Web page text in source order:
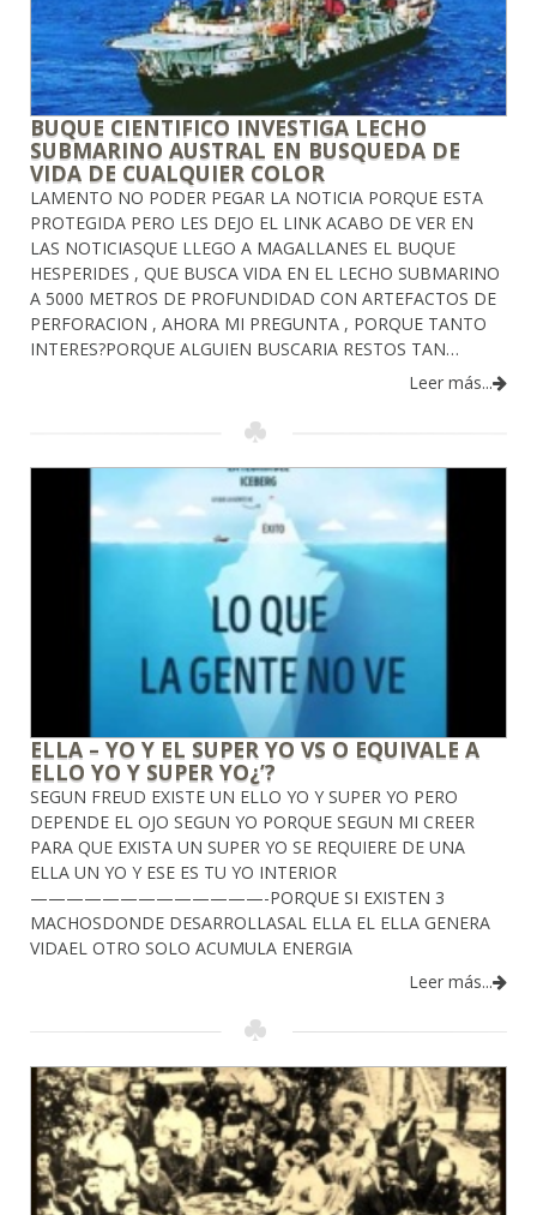
BUQUE CIENTIFICO INVESTIGA LECHO
SUBMARINO AUSTRAL EN BUSQUEDA DE
VIDA DE CUALQUIER COLOR
LAMENTO NO PODER PEGAR LA NOTICIA PORQUE ESTA
PROTEGIDA PERO LES DEJO EL LINK ACABO DE VER EN
LAS NOTICIASQUE LLEGO A MAGALLANES EL BUQUE
HESPERIDES , QUE BUSCA VIDA EN EL LECHO SUBMARINO
A 5000 METROS DE PROFUNDIDAD CON ARTEFACTOS DE
PERFORACION , AHORA MI PREGUNTA , PORQUE TANTO
INTERES?PORQUE ALGUIEN BUSCARIA RESTOS TAN…
Leer más...
ELLA – YO Y EL SUPER YO VS O EQUIVALE A
ELLO YO Y SUPER YO¿’?
SEGUN FREUD EXISTE UN ELLO YO Y SUPER YO PERO
DEPENDE EL OJO SEGUN YO PORQUE SEGUN MI CREER
PARA QUE EXISTA UN SUPER YO SE REQUIERE DE UNA
ELLA UN YO Y ESE ES TU YO INTERIOR
—————————————-PORQUE SI EXISTEN 3
MACHOSDONDE DESARROLLASAL ELLA EL ELLA GENERA
VIDAEL OTRO SOLO ACUMULA ENERGIA
Leer más...